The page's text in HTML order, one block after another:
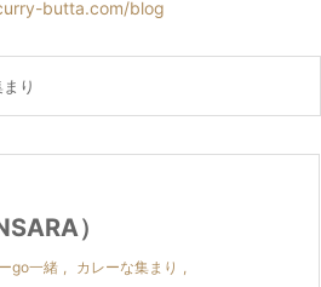


butta.com/blog
り
）
go一緒 , カレーな集まり ,